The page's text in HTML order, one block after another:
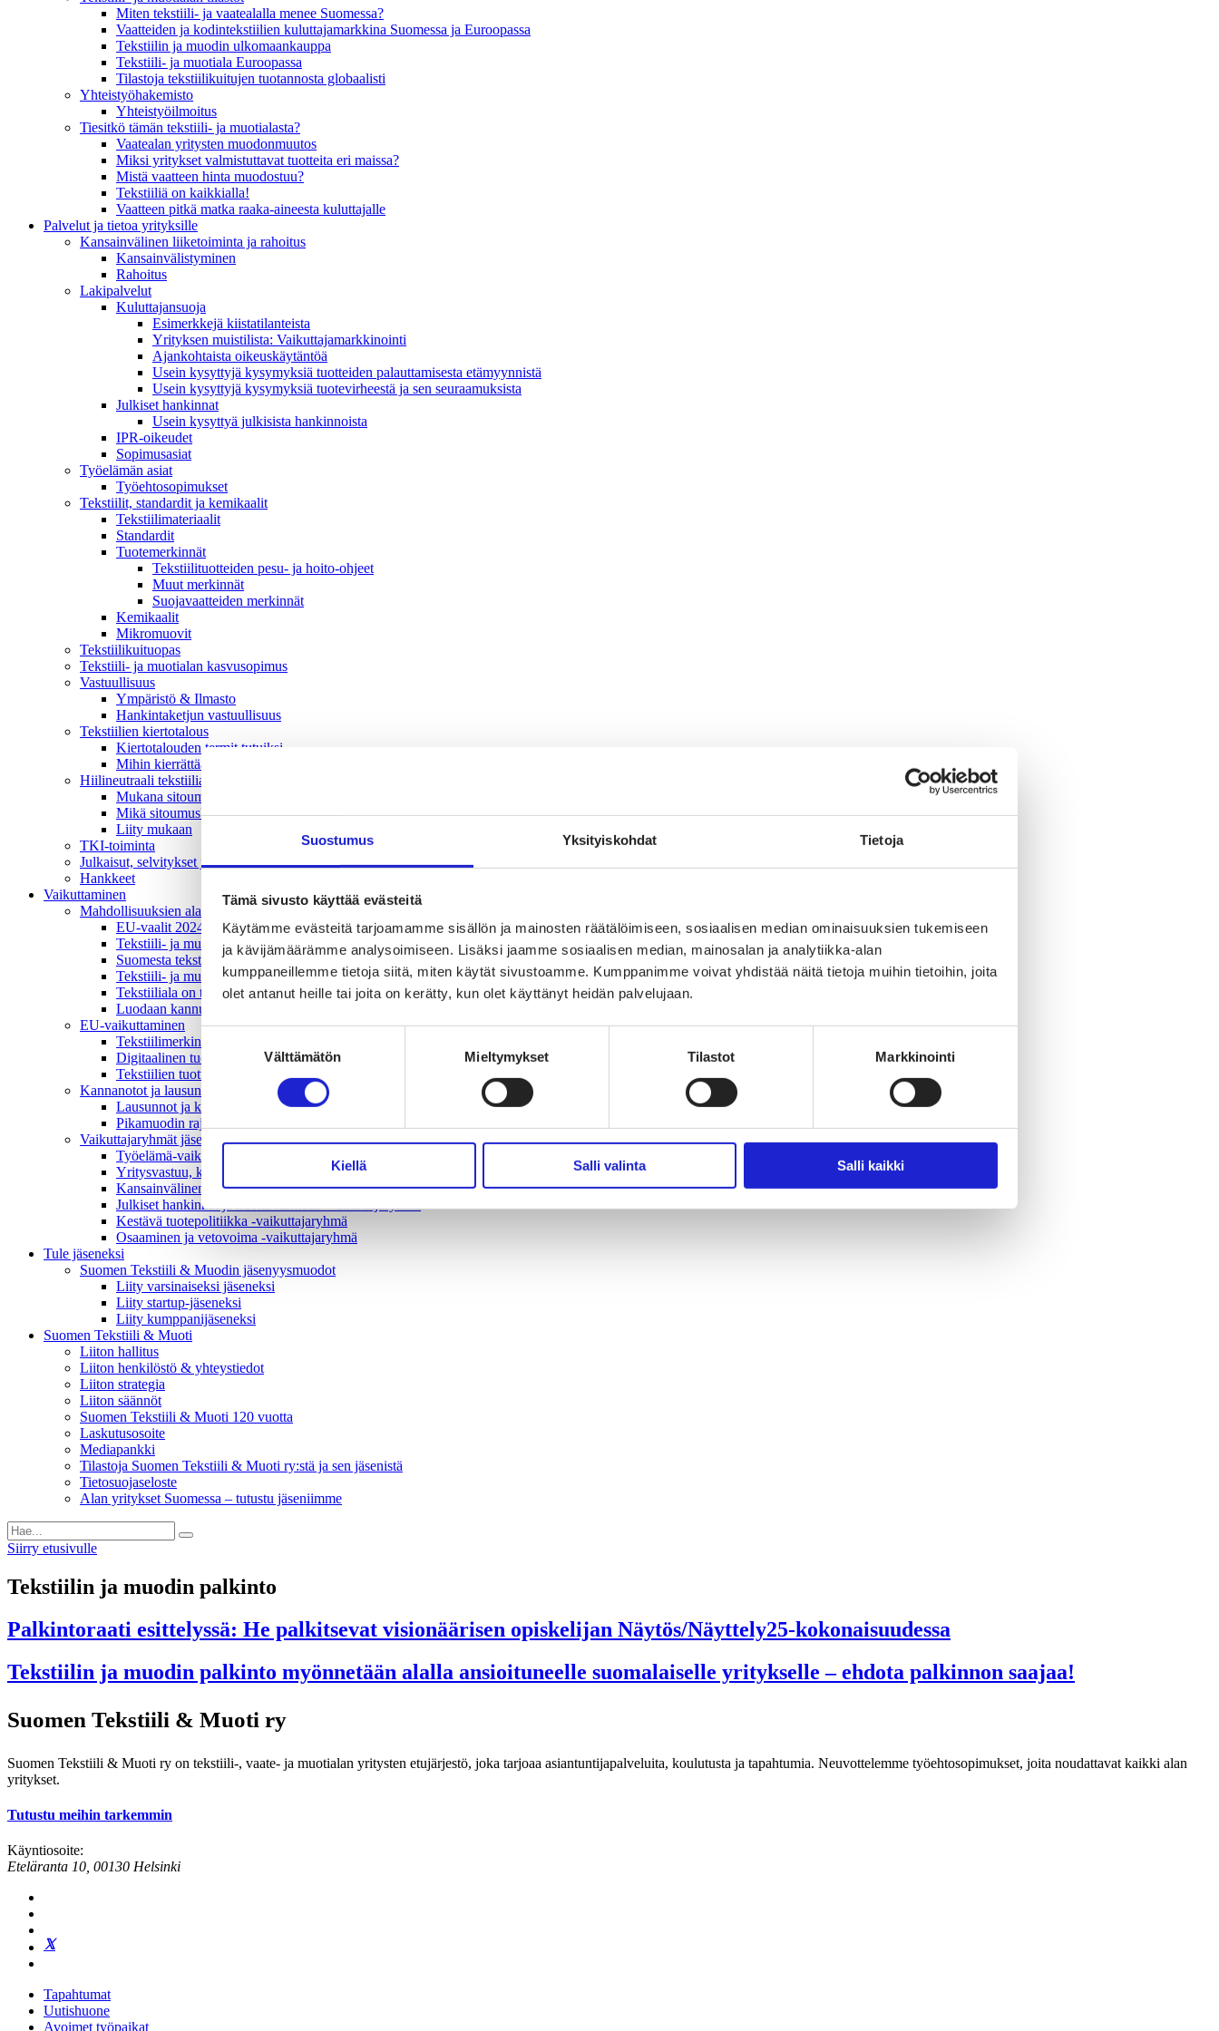
Suostumus Yksityiskohdat Tietoja
Tämä sivusto käyttää evästeitä
Käytämme evästeitä tarjoamamme sisällön ja mainosten räätälöimiseen, sosiaalisen median ominaisuuksien tukemiseen
ja kävijämäärämme analysoimiseen. Lisäksi jaamme sosiaalisen median, mainosalan ja analytiikka-alan
kumppaneillemme tietoja siitä, miten käytät sivustoamme. Kumppanimme voivat yhdistää näitä tietoja muihin tietoihin, joita
olet antanut heille tai joita on kerätty, kun olet käyttänyt heidän palvelujaan.
valinta
Välttämätön Mieltymykset Tilastot Markkinointi
Kiellä Salli valinta Salli kaikki
Miten tekstiili- ja vaatealalla menee Suomessa?
Vaatteiden ja kodintekstiilien kuluttajamarkkina Suomessa ja Euroopassa
Tekstiilin ja muodin ulkomaankauppa
Tekstiili- ja muotiala Euroopassa
Tilastoja tekstiilikuitujen tuotannosta globaalisti
Yhteistyö­hakemisto
Yhteistyöilmoitus
Tiesitkö tämän tekstiili- ja muotialasta?
Vaatealan yritysten muodonmuutos
Miksi yritykset valmistuttavat tuotteita eri maissa?
Mistä vaatteen hinta muodostuu?
Tekstiiliä on kaikkialla!
Vaatteen pitkä matka raaka-aineesta kuluttajalle
Palvelut ja tietoa yrityksille
Kansainvälinen liiketoiminta ja rahoitus
Kansain­välistyminen
Rahoitus
Lakipalvelut
Kuluttajansuoja
Esimerkkejä kiistatilanteista
Yrityksen muistilista: Vaikuttaja­markkinointi
Ajankohtaista oikeuskäytäntöä
Usein kysyttyjä kysymyksiä tuotteiden palauttamisesta etämyynnistä
Usein kysyttyjä kysymyksiä tuotevirheestä ja sen seuraamuksista
Julkiset hankinnat
Usein kysyttyä julkisista hankinnoista
IPR-oikeudet
Sopimusasiat
Työelämän asiat
Työehto­sopimukset
Tekstiilit, standardit ja kemikaalit
Tekstiilimateriaalit
Standardit
Tuotemerkinnät
Tekstiilituotteiden pesu- ja hoito-ohjeet
Muut merkinnät
Suojavaatteiden merkinnät
Kemikaalit
Mikromuovit
Tekstiilikuitu­opas
Tekstiili- ja muotialan kasvusopimus
Vastuullisuus
Ympäristö & Ilmasto
Hankintaketjun vastuullisuus
Tekstiilien kiertotalous
Kiertotalouden termit tutuiksi
Mihin kierrättää vanhat vaatteet ja kodintekstiilit?
Hiilineutraali tekstiiliala 2035 -sitoumus
Mukana sitoumuksessa
Mikä sitoumus?
Liity mukaan
TKI-toiminta
Julkaisut, selvitykset ja raportit
Hankkeet
Vaikuttaminen
Mahdollisuuksien ala – lue vaikuttamis­viestimme
EU-vaalit 2024: Reilut pelisäännöt turvaavat elinvoimaisen tekstiili- ja muotialan Suomessa ja Euroopassa
Tekstiili- ja muotialasta viennin uusi kärki
Suomesta tekstiilialan kiertotalouden & vastuullisuuden suunnannäyttäjä
Tekstiili- ja muotiala tarvitsee monipuolista osaamista
Tekstiiliala on tärkeä osa Suomen huoltovarmuutta
Luodaan kannusteet kuluttajan vihreään siirtymään
EU-vaikuttaminen
Tekstiilimerkintäuudistus (TLR)
Digitaalinen tuotepassi
Tekstiilien tuottajavastuu (EPR)
Kannanotot ja lausunnot
Lausunnot ja kantapaperit
Pikamuodin rajoittaminen
Vaikuttajaryhmät jäsenyrityksille
Työelämä-vaikuttajaryhmä
Yritysvastuu, kiertotalous ja toimivat markkinat -vaikuttajaryhmä
Kansainvälinen liiketoiminta ja rahoitus -vaikuttajaryhmä
Julkiset hankinnat ja huoltovarmuus -vaikuttajaryhmä
Kestävä tuotepolitiikka​ -vaikuttajaryhmä
Osaaminen ja vetovoima -vaikuttajaryhmä
Tule jäseneksi
Suomen Tekstiili & Muodin jäsenyysmuodot
Liity varsinaiseksi jäseneksi
Liity startup-jäseneksi
Liity kumppani­jäseneksi
Suomen Tekstiili & Muoti
Liiton hallitus
Liiton henkilöstö & yhteystiedot
Liiton strategia
Liiton säännöt
Suomen Tekstiili & Muoti 120 vuotta
Laskutusosoite
Mediapankki
Tilastoja Suomen Tekstiili & Muoti ry:stä ja sen jäsenistä
Tietosuojaseloste
Alan yritykset Suomessa – tutustu jäseniimme
Siirry etusivulle
Tekstiilin ja muodin palkinto
Palkintoraati esittelyssä: He palkitsevat visionäärisen opiskelijan Näytös/Näyttely25-kokonaisuudessa
Tekstiilin ja muodin palkinto myönnetään alalla ansioituneelle suomalaiselle yritykselle – ehdota palkinnon saajaa!
Suomen Tekstiili & Muoti ry
Suomen Tekstiili & Muoti ry on tekstiili-, vaate- ja muotialan yritysten etujärjestö, joka tarjoaa asiantuntijapalveluita, koulutusta ja tapahtumia. Neuvottelemme työehtosopimukset, joita noudattavat kaikki alan
yritykset.
Tutustu meihin tarkemmin
Käyntiosoite:
Eteläranta 10, 00130 Helsinki
Tapahtumat
Uutishuone
Avoimet työpaikat